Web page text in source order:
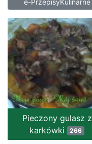
e-PrzepisyKulinarne
Pieczony gulasz z
karkówki 266